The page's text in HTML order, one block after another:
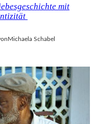
mit
Michaela Schabel